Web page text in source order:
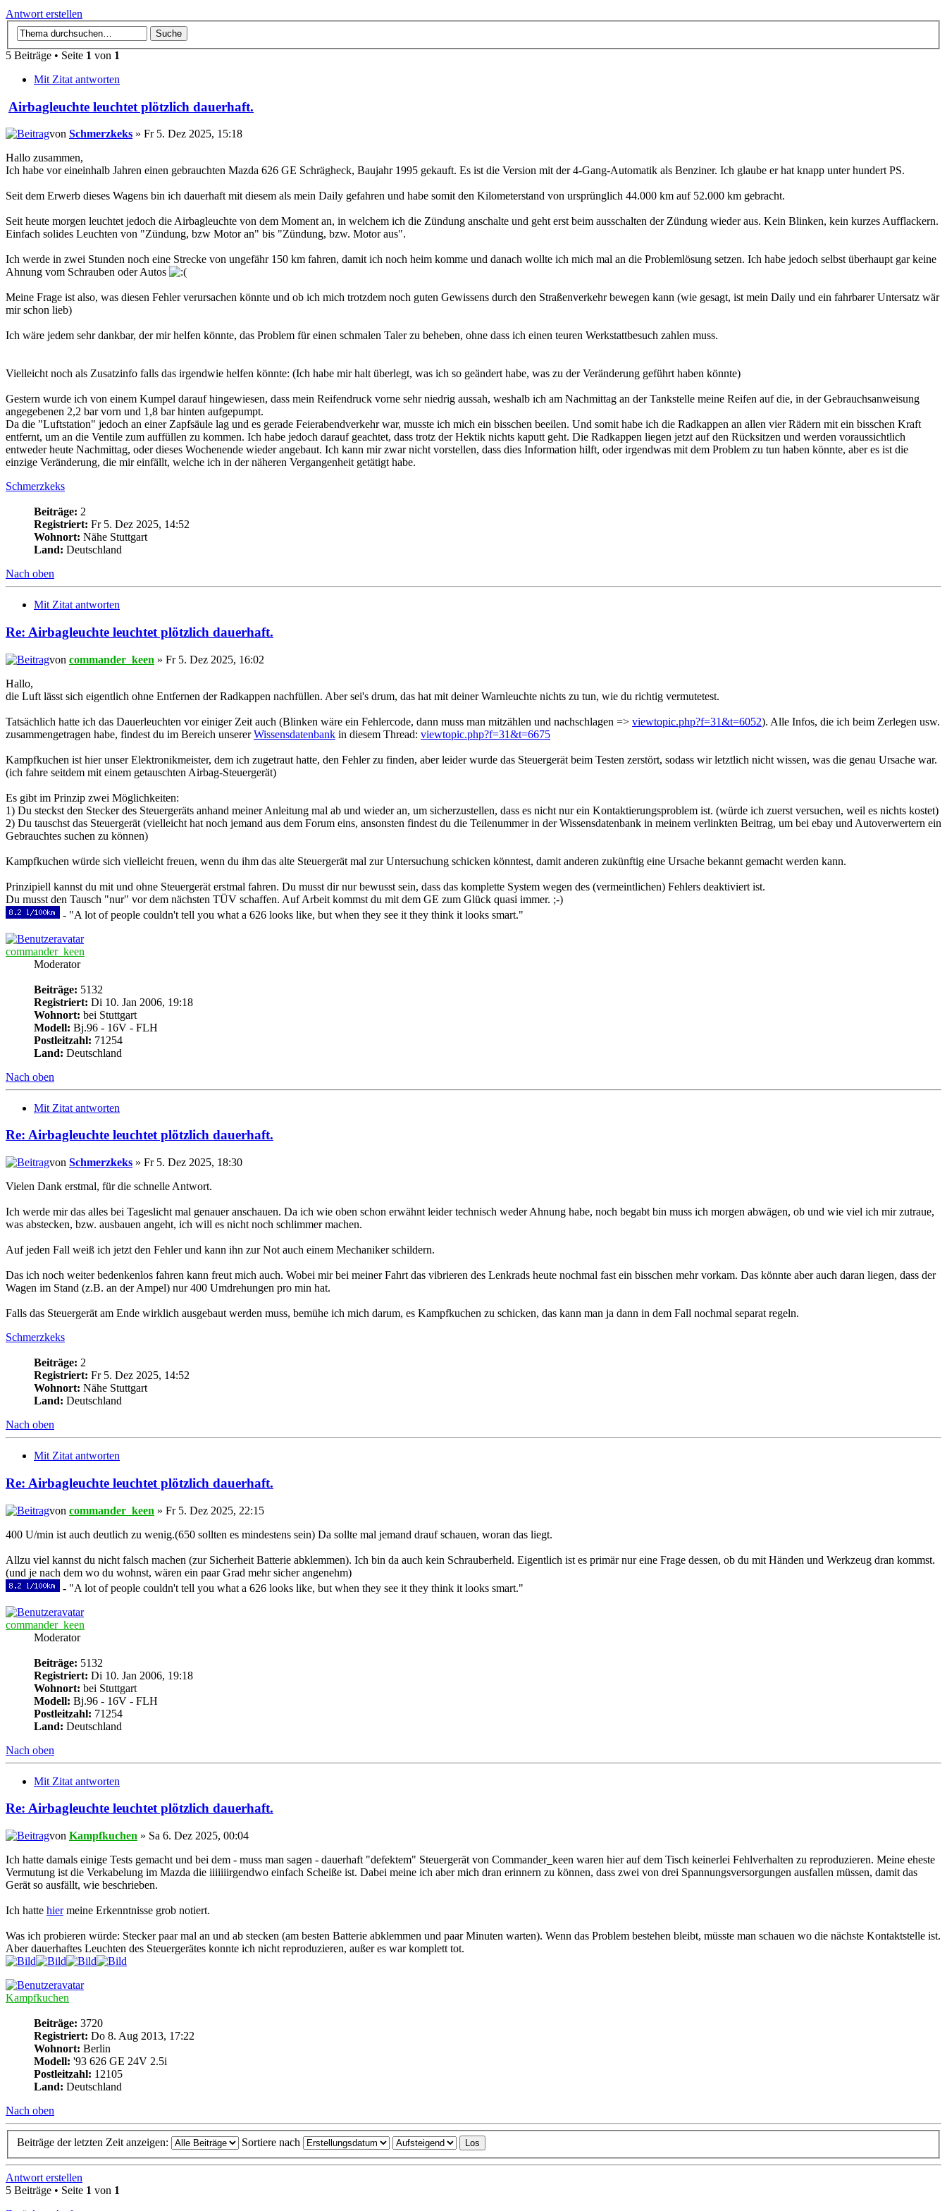
Antwort erstellen
5 Beiträge • Seite 1 von 1
Mit Zitat antworten
Airbagleuchte leuchtet plötzlich dauerhaft.
von Schmerzkeks » Fr 5. Dez 2025, 15:18
Hallo zusammen,
Ich habe vor eineinhalb Jahren einen gebrauchten Mazda 626 GE Schrägheck, Baujahr 1995 gekauft. Es ist die Version mit der 4-Gang-Automatik als Benziner. Ich glaube er hat knapp unter hundert PS.
Seit dem Erwerb dieses Wagens bin ich dauerhaft mit diesem als mein Daily gefahren und habe somit den Kilometerstand von ursprünglich 44.000 km auf 52.000 km gebracht.
Seit heute morgen leuchtet jedoch die Airbagleuchte von dem Moment an, in welchem ich die Zündung anschalte und geht erst beim ausschalten der Zündung wieder aus. Kein Blinken, kein kurzes Aufflackern.
Einfach solides Leuchten von "Zündung, bzw Motor an" bis "Zündung, bzw. Motor aus".
Ich werde in zwei Stunden noch eine Strecke von ungefähr 150 km fahren, damit ich noch heim komme und danach wollte ich mich mal an die Problemlösung setzen. Ich habe jedoch selbst überhaupt gar keine
Ahnung vom Schrauben oder Autos
Meine Frage ist also, was diesen Fehler verursachen könnte und ob ich mich trotzdem noch guten Gewissens durch den Straßenverkehr bewegen kann (wie gesagt, ist mein Daily und ein fahrbarer Untersatz wär
mir schon lieb)
Ich wäre jedem sehr dankbar, der mir helfen könnte, das Problem für einen schmalen Taler zu beheben, ohne dass ich einen teuren Werkstattbesuch zahlen muss.
Vielleicht noch als Zusatzinfo falls das irgendwie helfen könnte: (Ich habe mir halt überlegt, was ich so geändert habe, was zu der Veränderung geführt haben könnte)
Gestern wurde ich von einem Kumpel darauf hingewiesen, dass mein Reifendruck vorne sehr niedrig aussah, weshalb ich am Nachmittag an der Tankstelle meine Reifen auf die, in der Gebrauchsanweisung
angegebenen 2,2 bar vorn und 1,8 bar hinten aufgepumpt.
Da die "Luftstation" jedoch an einer Zapfsäule lag und es gerade Feierabendverkehr war, musste ich mich ein bisschen beeilen. Und somit habe ich die Radkappen an allen vier Rädern mit ein bisschen Kraft
entfernt, um an die Ventile zum auffüllen zu kommen. Ich habe jedoch darauf geachtet, dass trotz der Hektik nichts kaputt geht. Die Radkappen liegen jetzt auf den Rücksitzen und werden voraussichtlich
entweder heute Nachmittag, oder dieses Wochenende wieder angebaut. Ich kann mir zwar nicht vorstellen, dass dies Information hilft, oder irgendwas mit dem Problem zu tun haben könnte, aber es ist die
einzige Veränderung, die mir einfällt, welche ich in der näheren Vergangenheit getätigt habe.
Schmerzkeks
Beiträge: 2
Registriert: Fr 5. Dez 2025, 14:52
Wohnort: Nähe Stuttgart
Land: Deutschland
Nach oben
Mit Zitat antworten
Re: Airbagleuchte leuchtet plötzlich dauerhaft.
von commander_keen » Fr 5. Dez 2025, 16:02
Hallo,
die Luft lässt sich eigentlich ohne Entfernen der Radkappen nachfüllen. Aber sei's drum, das hat mit deiner Warnleuchte nichts zu tun, wie du richtig vermutetest.
Tatsächlich hatte ich das Dauerleuchten vor einiger Zeit auch (Blinken wäre ein Fehlercode, dann muss man mitzählen und nachschlagen => viewtopic.php?f=31&t=6052). Alle Infos, die ich beim Zerlegen usw.
zusammengetragen habe, findest du im Bereich unsererWissensdatenbank in diesem Thread: viewtopic.php?f=31&t=6675
Kampfkuchen ist hier unser Elektronikmeister, dem ich zugetraut hatte, den Fehler zu finden, aber leider wurde das Steuergerät beim Testen zerstört, sodass wir letztlich nicht wissen, was die genau Ursache war.
(ich fahre seitdem mit einem getauschten Airbag-Steuergerät)
Es gibt im Prinzip zwei Möglichkeiten:
1) Du steckst den Stecker des Steuergeräts anhand meiner Anleitung mal ab und wieder an, um sicherzustellen, dass es nicht nur ein Kontaktierungsproblem ist. (würde ich zuerst versuchen, weil es nichts kostet)
2) Du tauschst das Steuergerät (vielleicht hat noch jemand aus dem Forum eins, ansonsten findest du die Teilenummer in der Wissensdatenbank in meinem verlinkten Beitrag, um bei ebay und Autoverwertern ein
Gebrauchtes suchen zu können)
Kampfkuchen würde sich vielleicht freuen, wenn du ihm das alte Steuergerät mal zur Untersuchung schicken könntest, damit anderen zukünftig eine Ursache bekannt gemacht werden kann.
Prinzipiell kannst du mit und ohne Steuergerät erstmal fahren. Du musst dir nur bewusst sein, dass das komplette System wegen des (vermeintlichen) Fehlers deaktiviert ist.
Du musst den Tausch "nur" vor dem nächsten TÜV schaffen. Auf Arbeit kommst du mit dem GE zum Glück quasi immer. ;-)
- "A lot of people couldn't tell you what a 626 looks like, but when they see it they think it looks smart."
commander_keen
Moderator
Beiträge: 5132
Registriert: Di 10. Jan 2006, 19:18
Wohnort: bei Stuttgart
Modell: Bj.96 - 16V - FLH
Postleitzahl: 71254
Land: Deutschland
Nach oben
Mit Zitat antworten
Re: Airbagleuchte leuchtet plötzlich dauerhaft.
von Schmerzkeks » Fr 5. Dez 2025, 18:30
Vielen Dank erstmal, für die schnelle Antwort.
Ich werde mir das alles bei Tageslicht mal genauer anschauen. Da ich wie oben schon erwähnt leider technisch weder Ahnung habe, noch begabt bin muss ich morgen abwägen, ob und wie viel ich mir zutraue,
was abstecken, bzw. ausbauen angeht, ich will es nicht noch schlimmer machen.
Auf jeden Fall weiß ich jetzt den Fehler und kann ihn zur Not auch einem Mechaniker schildern.
Das ich noch weiter bedenkenlos fahren kann freut mich auch. Wobei mir bei meiner Fahrt das vibrieren des Lenkrads heute nochmal fast ein bisschen mehr vorkam. Das könnte aber auch daran liegen, dass der
Wagen im Stand (z.B. an der Ampel) nur 400 Umdrehungen pro min hat.
Falls das Steuergerät am Ende wirklich ausgebaut werden muss, bemühe ich mich darum, es Kampfkuchen zu schicken, das kann man ja dann in dem Fall nochmal separat regeln.
Schmerzkeks
Beiträge: 2
Registriert: Fr 5. Dez 2025, 14:52
Wohnort: Nähe Stuttgart
Land: Deutschland
Nach oben
Mit Zitat antworten
Re: Airbagleuchte leuchtet plötzlich dauerhaft.
von commander_keen » Fr 5. Dez 2025, 22:15
400 U/min ist auch deutlich zu wenig.(650 sollten es mindestens sein) Da sollte mal jemand drauf schauen, woran das liegt.
Allzu viel kannst du nicht falsch machen (zur Sicherheit Batterie abklemmen). Ich bin da auch kein Schrauberheld. Eigentlich ist es primär nur eine Frage dessen, ob du mit Händen und Werkzeug dran kommst.
(und je nach dem wo du wohnst, wären ein paar Grad mehr sicher angenehm)
- "A lot of people couldn't tell you what a 626 looks like, but when they see it they think it looks smart."
commander_keen
Moderator
Beiträge: 5132
Registriert: Di 10. Jan 2006, 19:18
Wohnort: bei Stuttgart
Modell: Bj.96 - 16V - FLH
Postleitzahl: 71254
Land: Deutschland
Nach oben
Mit Zitat antworten
Re: Airbagleuchte leuchtet plötzlich dauerhaft.
von Kampfkuchen » Sa 6. Dez 2025, 00:04
Ich hatte damals einige Tests gemacht und bei dem - muss man sagen - dauerhaft "defektem" Steuergerät von Commander_keen waren hier auf dem Tisch keinerlei Fehlverhalten zu reproduzieren. Meine eheste
Vermutung ist die Verkabelung im Mazda die iiiiiiirgendwo einfach Scheiße ist. Dabei meine ich aber mich dran erinnern zu können, dass zwei von drei Spannungsversorgungen ausfallen müssen, damit das
Gerät so ausfällt, wie beschrieben.
Ich hatte hiermeine Erkenntnisse grob notiert.
Was ich probieren würde: Stecker paar mal an und ab stecken (am besten Batterie abklemmen und paar Minuten warten). Wenn das Problem bestehen bleibt, müsste man schauen wo die nächste Kontaktstelle ist.
Aber dauerhaftes Leuchten des Steuergerätes konnte ich nicht reproduzieren, außer es war komplett tot.
Kampfkuchen
Beiträge: 3720
Registriert: Do 8. Aug 2013, 17:22
Wohnort: Berlin
Modell: '93 626 GE 24V 2.5i
Postleitzahl: 12105
Land: Deutschland
Nach oben
Beiträge der letzten Zeit anzeigen: Sortiere nach
Antwort erstellen
5 Beiträge • Seite 1 von 1